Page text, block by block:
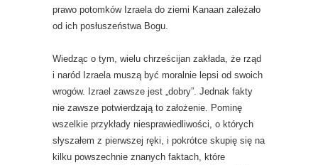
prawo potomków Izraela do ziemi Kanaan zależało
od ich posłuszeństwa Bogu.
Wiedząc o tym, wielu chrześcijan zakłada, że ​​rząd
i naród Izraela muszą być moralnie lepsi od swoich
wrogów. Izrael zawsze jest „dobry”. Jednak fakty
nie zawsze potwierdzają to założenie. Pominę
wszelkie przykłady niesprawiedliwości, o których
słyszałem z pierwszej ręki, i pokrótce skupię się na
kilku powszechnie znanych faktach, które